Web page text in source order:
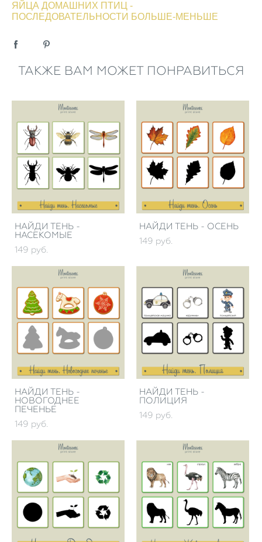
ЯЙЦА ДОМАШНИХ ПТИЦ -
ПОСЛЕДОВАТЕЛЬНОСТИ БОЛЬШЕ-МЕНЬШЕ
ТАКЖЕ ВАМ МОЖЕТ ПОНРАВИТЬСЯ
НАЙДИ ТЕНЬ -
НАСЕКОМЫЕ
149 pуб.
НАЙДИ ТЕНЬ - ОСЕНЬ
149 pуб.
НАЙДИ ТЕНЬ -
НОВОГОДНЕЕ
ПЕЧЕНЬЕ
149 pуб.
НАЙДИ ТЕНЬ -
ПОЛИЦИЯ
149 pуб.